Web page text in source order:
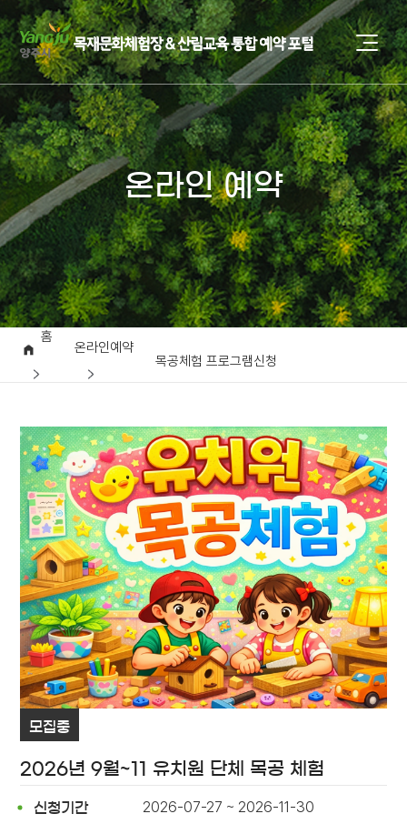
온라인 예약
홈
온라인예약
목공체험 프로그램신청
모집중
2026년 9월~11 유치원 단체 목공 체험
신청기간 2026-07-27 ~ 2026-11-30